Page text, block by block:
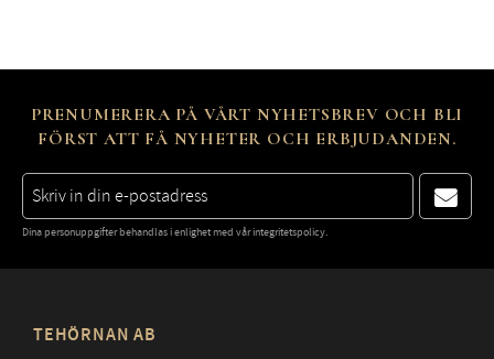
PRENUMERERA PÅ VÅRT NYHETSBREV OCH BLI
FÖRST ATT FÅ NYHETER OCH ERBJUDANDEN.
Dina personuppgifter behandlas i enlighet med vårintegritetspolicy.
TEHÖRNAN AB